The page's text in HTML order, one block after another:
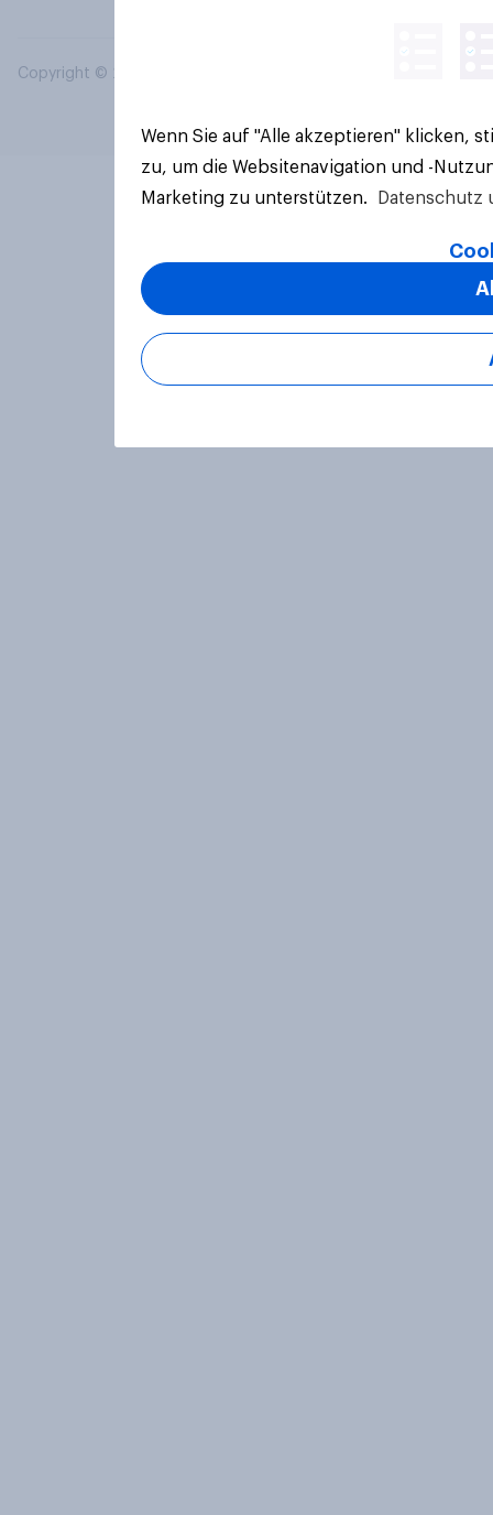
Copyright © 2026 YouGov PLC. Alle Rechte vorbehalten.
Wenn Sie auf "Alle akzeptieren" klicken,
zu, um die Websitenavigation und -
Marketing zu unterstützen.
Datenschutz